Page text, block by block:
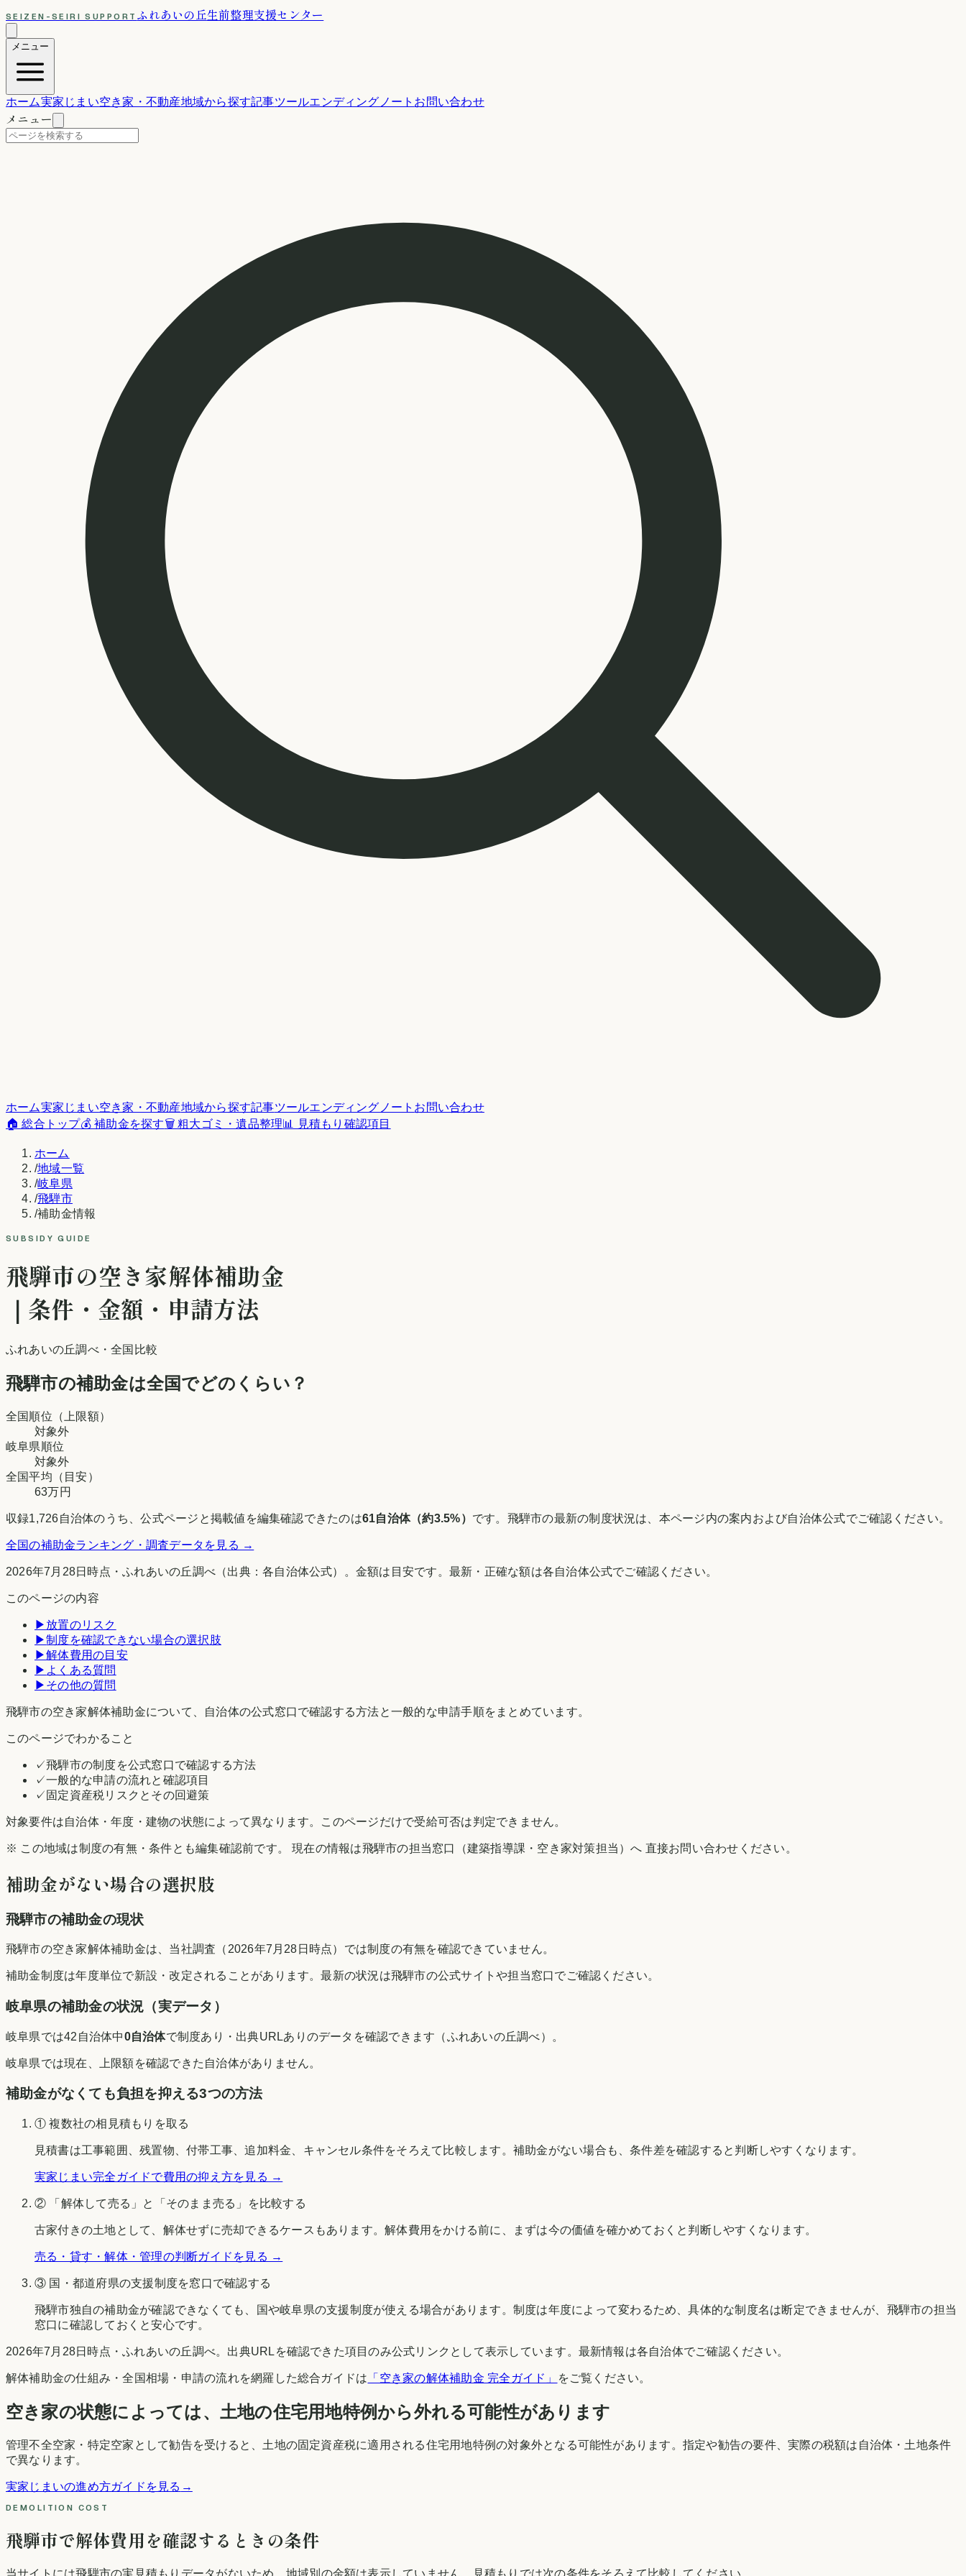
SEIZEN-SEIRI SUPPORT ふれあいの丘生前整理支援センター
メニュー
ホーム実家じまい空き家・不動産地域から探す記事ツールエンディングノート お問い合わせ
メニュー
ホーム実家じまい空き家・不動産地域から探す記事ツールエンディングノート お問い合わせ
🏠 総合トップ💰 補助金を探す🗑️ 粗大ゴミ・遺品整理📊 見積もり確認項目
ホーム
/地域一覧
/岐阜県
/飛騨市
/補助金情報
SUBSIDY GUIDE
飛騨市の空き家解体補助金
｜条件・金額・申請方法
ふれあいの丘調べ・全国比較
飛騨市の補助金は全国でどのくらい？
全国順位（上限額）
対象外
岐阜県順位
対象外
全国平均（目安）
63万円
収録1,726自治体のうち、公式ページと掲載値を編集確認できたのは61自治体（約3.5%） です。 飛騨市の最新の制度状況は、本ページ内の案内および自治体公式でご確認ください。
全国の補助金ランキング・調査データを見る →
2026年7月28日時点 ・ふれあいの丘調べ （出典：各自治体公式）。金額は目安です。最新・正確な額は各自治体公式でご確認ください。
このページの内容
▶ 放置のリスク
▶制度を確認できない場合の選択肢
▶解体費用の目安
▶ よくある質問
▶ その他の質問
飛騨市の空き家解体補助金について、自治体の公式窓口で確認する方法と一般的な申請手順をまとめています。
このページでわかること
✓飛騨市の制度を公式窓口で確認する方法
✓一般的な申請の流れと確認項目
✓ 固定資産税リスクとその回避策
対象要件は自治体・年度・建物の状態によって異なります。このページだけで受給可否は判定できません。
※ この地域は制度の有無・条件とも編集確認前です。 現在の情報は飛騨市の担当窓口（建築指導課・空き家対策担当）へ 直接お問い合わせください。
補助金がない場合の選択肢
飛騨市の補助金の現状
飛騨市の空き家解体補助金は、当社調査（2026年7月28日時点）では制度の有無を確認できていません。
補助金制度は年度単位で新設・改定されることがあります。最新の状況は飛騨市の公式サイトや担当窓口でご確認ください。
岐阜県の補助金の状況（実データ）
岐阜県では42 自治体中0自治体で制度あり・出典URLありのデータを確認できます（ふれあいの丘調べ）。
岐阜県では現在、上限額を確認できた自治体がありません。
補助金がなくても負担を抑える3つの方法
① 複数社の相見積もりを取る
見積書は工事範囲、残置物、付帯工事、追加料金、キャンセル条件をそろえて比較します。補助金がない場合も、条件差を確認すると判断しやすくなります。
実家じまい完全ガイドで費用の抑え方を見る →
② 「解体して売る」と「そのまま売る」を比較する
古家付きの土地として、解体せずに売却できるケースもあります。解体費用をかける前に、まずは今の価値を確かめておくと判断しやすくなります。
売る・貸す・解体・管理の判断ガイドを見る →
③ 国・都道府県の支援制度を窓口で確認する
飛騨市独自の補助金が確認できなくても、国や岐阜県の支援制度が使える場合があります。制度は年度によって変わるため、具体的な制度名は断定できませんが、 飛騨市の担当
窓口に確認しておくと安心です。
2026年7月28日時点 ・ふれあいの丘調べ。出典URLを確認できた項目のみ公式リンクとして表示しています。最新情報は各自治体でご確認ください。
解体補助金の仕組み・全国相場・申請の流れを網羅した総合ガイドは 「空き家の解体補助金 完全ガイド」 をご覧ください。
空き家の状態によっては、土地の住宅用地特例から外れる可能性があります
管理不全空家・特定空家として勧告を受けると、土地の固定資産税に適用される住宅用地特例の対象外となる可能性があります。指定や勧告の要件、実際の税額は自治体・土地条件
で異なります。
実家じまいの進め方ガイドを見る →
DEMOLITION COST
飛騨市で解体費用を確認するときの条件
当サイトには飛騨市の実見積もりデータがないため、地域別の金額は表示していません。見積もりでは次の条件をそろえて比較してください。